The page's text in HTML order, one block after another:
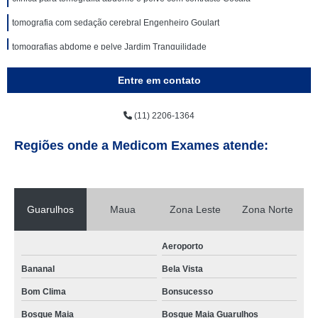
tomografia com sedação cerebral Engenheiro Goulart
tomografias abdome e pelve Jardim Tranquilidade
preço de tomografia da face Cidade Patriarca
tomografia abdome e pelve com contraste em sp Cidade Líder
preço de tomografia dos rins Capuava
preço de tomografia da coluna lombar Água Azul
preço de tomografia com sedação Vila Gustavo
tomografia com sedação Jardim São Paulo
tomografias da coluna lombar Jardim Oliveira,
Entre em contato
(11) 2206-1364
Regiões onde a Medicom Exames atende:
Guarulhos Maua Zona Leste Zona Norte
Aeroporto
Bananal Bela Vista
Bom Clima Bonsucesso
Bosque Maia Bosque Maia Guarulhos